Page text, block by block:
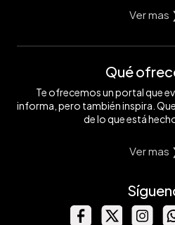
Ver mas
Qué
Te ofrecemos un portal que
informa, pero también inspira.
de lo que está
Ver mas